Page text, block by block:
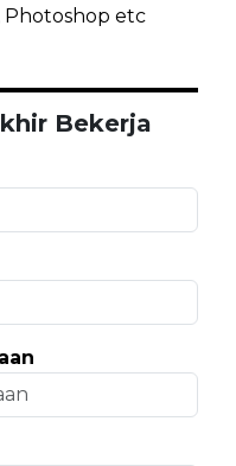
Photoshop etc
Bekerja